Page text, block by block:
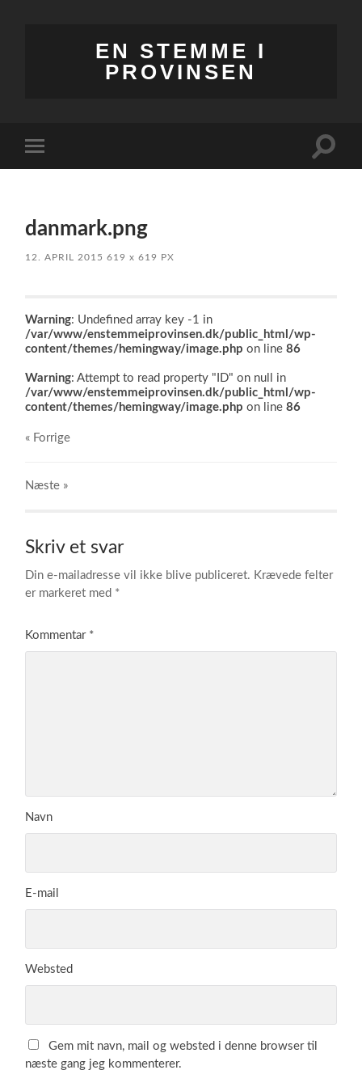
EN STEMME I
PROVINSEN
mobile
Toggle
danmark.png
12. APRIL 2015 619x 619 PX
Warning: Undefined array key -1 in
/var/www/enstemmeiprovinsen.dk/public_html/wp-
content/themes/hemingway/image.php on line86
Warning: Attempt to read property "ID" on null in
/var/www/enstemmeiprovinsen.dk/public_html/wp-
content/themes/hemingway/image.php on line86
« Forrige
Næste »
Skriv et svar
Din e-mailadresse vil ikke blive publiceret. Krævede felter
er markeret med *
Kommentar *
Navn
E-mail
Websted
Gem mit navn, mail og websted i denne browser til
næste gang jeg kommenterer.